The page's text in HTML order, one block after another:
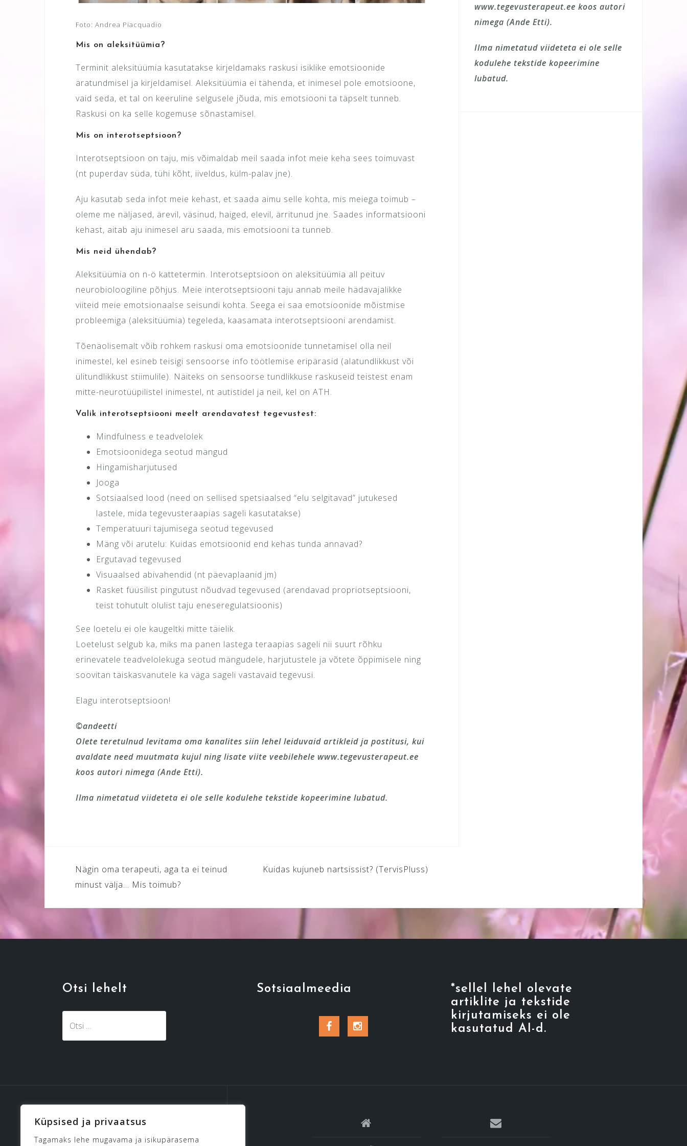
Küpsised ja privaatsus
Tagamaks lehe mugavama ja isikupärasema
Foto: Andrea Piacquadio
Mis on aleksitüümia?
Terminit aleksitüümia kasutatakse kirjeldamaks raskusi isiklike emotsioonide
äratundmisel ja kirjeldamisel. Aleksitüümia ei tähenda, et inimesel pole emotsioone,
vaid seda, et tal on keeruline selgusele jõuda, mis emotsiooni ta täpselt tunneb.
Raskusi on ka selle kogemuse sõnastamisel.
Mis on interotseptsioon?
Interotseptsioon on taju, mis võimaldab meil saada infot meie keha sees toimuvast
(nt puperdav süda, tühi kõht, iiveldus, külm-palav jne).
Aju kasutab seda infot meie kehast, et saada aimu selle kohta, mis meiega toimub –
oleme me näljased, ärevil, väsinud, haiged, elevil, ärritunud jne. Saades informatsiooni
kehast, aitab aju inimesel aru saada, mis emotsiooni ta tunneb.
Mis neid ühendab?
Aleksitüümia on n-ö kattetermin. Interotseptsioon on aleksitüümia all peituv
neurobioloogiline põhjus. Meie interotseptsiooni taju annab meile hädavajalikke
viiteid meie emotsionaalse seisundi kohta. Seega ei saa emotsioonide mõistmise
probleemiga (aleksitüümia) tegeleda, kaasamata interotseptsiooni arendamist.
Tõenäolisemalt võib rohkem raskusi oma emotsioonide tunnetamisel olla neil
inimestel, kel esineb teisigi sensoorse info töötlemise eripärasid (alatundlikkust või
ülitundlikkust stiimulile). Näiteks on sensoorse tundlikkuse raskuseid teistest enam
mitte-neurotüüpilistel inimestel, nt autistidel ja neil, kel on ATH.
Valik interotseptsiooni meelt arendavatest tegevustest:
Mindfulness e teadvelolek
Emotsioonidega seotud mängud
Hingamisharjutused
Jooga
Sotsiaalsed lood (need on sellised spetsiaalsed “elu selgitavad” jutukesed
lastele, mida tegevusteraapias sageli kasutatakse)
Temperatuuri tajumisega seotud tegevused
Mäng või arutelu: Kuidas emotsioonid end kehas tunda annavad?
Ergutavad tegevused
Visuaalsed abivahendid (nt päevaplaanid jm)
Rasket füüsilist pingutust nõudvad tegevused (arendavad propriotseptsiooni,
teist tohutult olulist taju eneseregulatsioonis)
See loetelu ei ole kaugeltki mitte täielik.
Loetelust selgub ka, miks ma panen lastega teraapias sageli nii suurt rõhku
erinevatele teadvelolekuga seotud mängudele, harjutustele ja võtete õppimisele ning
soovitan täiskasvanutele ka väga sageli vastavaid tegevusi.
Elagu interotseptsioon!
©andeetti
Olete teretulnud levitama oma kanalites siin lehel leiduvaid artikleid ja postitusi, kui
avaldate need muutmata kujul ning lisate viite veebilehele www.tegevusterapeut.ee
koos autori nimega (Ande Etti).
Ilma nimetatud viideteta ei ole selle kodulehe tekstide kopeerimine lubatud.
Navigeerimine
Nägin oma terapeuti, aga ta ei teinud
minust välja… Mis toimub?
Kuidas kujuneb nartsissist? (TervisPluss)
www.tegevusterapeut.ee koos autori
nimega (Ande Etti).
Ilma nimetatud viideteta ei ole selle
kodulehe tekstide kopeerimine
lubatud.
Otsi lehelt Sotsiaalmeedia
Facebook
*sellel lehel olevate
artiklite ja tekstide
kirjutamiseks ei ole
kasutatud AI-d.